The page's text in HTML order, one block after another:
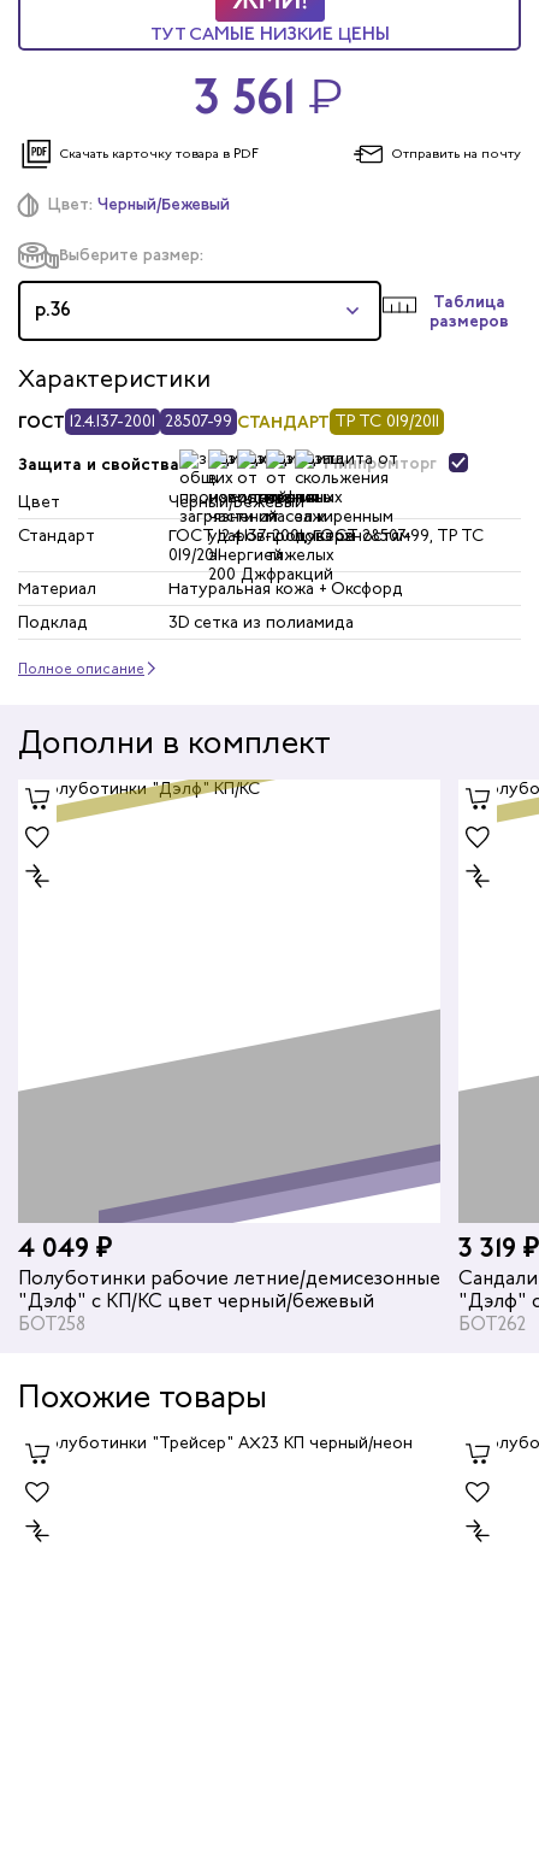
Цвет: Черный/Бежевый
Выберите размер:
р.36
Таблица
размеров
Характеристики
ГОСТ 12.4.137-2001 28507-99 СТАНДАРТ ТР ТС 019/2011
Защита и свойства Минпромторг
Цвет
Черный/Бежевый
Стандарт
ГОСТ 12.4.137-2001, ГОСТ 28507-99, ТР ТС
019/2011
Материал
Натуральная кожа + Оксфорд
Подклад
3D сетка из полиамида
Полное описание
ТУТ САМЫЕ НИЗКИЕ ЦЕНЫ
3 561 ₽
Скачать карточку товара в PDF Отправить на почту
Дополни в комплект
4 049 ₽
Полуботинки рабочие летние/демисезонные
"Дэлф" с КП/КС цвет черный/бежевый
БОТ258
3 319 ₽
"Дэлф"
БОТ262
Похожие товары